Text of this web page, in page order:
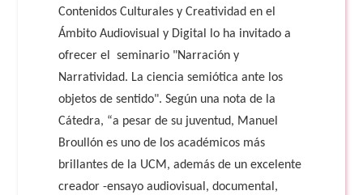
Contenidos Culturales y Creatividad en el
Ámbito Audiovisual y Digital lo ha invitado a
ofrecer el seminario "Narración y
Narratividad. La ciencia semiótica ante los
objetos de sentido". Según una nota de la
Cátedra, “a pesar de su juventud, Manuel
Broullón es uno de los académicos más
brillantes de la UCM, además de un excelente
creador -ensayo audiovisual, documental,